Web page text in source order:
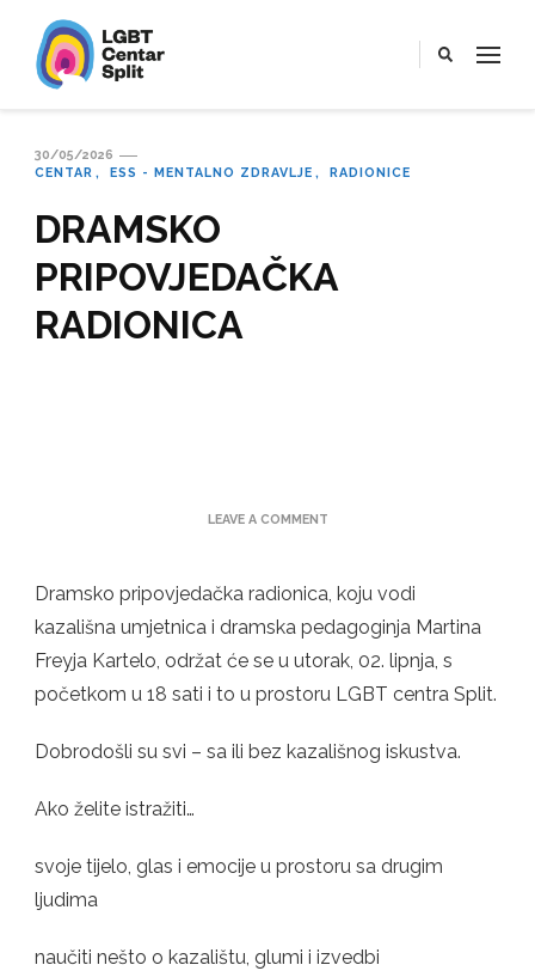
LGBT Centar Split
Službena web stranica LGBT centra Split, Croatia
30/05/2026
CENTAR
ESS - MENTALNO ZDRAVLJE RADIONICE
DRAMSKO
PRIPOVJEDAČKA
RADIONICA
LEAVE A COMMENTON
Dramsko pripovjedačka radionica, koju vodi
kazališna umjetnica i dramska pedagoginja Martina
Freyja Kartelo, održat će se u utorak, 02. lipnja, s
početkom u 18 sati i to u prostoru LGBT centra Split.
Dobrodošli su svi – sa ili bez kazališnog iskustva.
Ako želite istražiti…
svoje tijelo, glas i emocije u prostoru sa drugim
ljudima
naučiti nešto o kazalištu, glumi i izvedbi